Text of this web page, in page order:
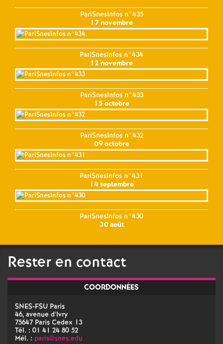
PariSnesInfos n°435
17 novembre
PariSnesInfos n°434
12 novembre
PariSnesInfos n°433
15 octobre
PariSnesInfos n°432
09 octobre
PariSnesInfos n°431
14 septembre
PariSnesInfos n°430
30 août
Rester en contact
COORDONNÉES
SNES-FSU Paris
46, avenue d'Ivry
75647 Paris Cedex 13
Tél. : 01 41 24 80 52
Mél. : paris@snes.edu